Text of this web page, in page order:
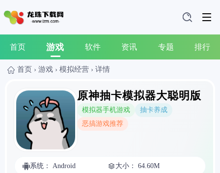
首页 游戏 软件 资讯 专题 排行
首页 › 游戏 › 模拟经营 › 详情
原神抽卡模拟器大聪明版
模拟器手机游戏
抽卡养成
恶搞游戏推荐
系统： Android 大小： 64.60M